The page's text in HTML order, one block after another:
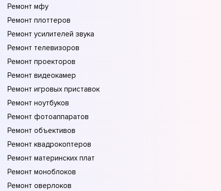
Ремонт мфу
Ремонт плоттеров
Ремонт усилителей звука
Ремонт телевизоров
Ремонт проекторов
Ремонт видеокамер
Ремонт игровых приставок
Ремонт ноутбуков
Ремонт фотоаппаратов
Ремонт объективов
Ремонт квадрокоптеров
Ремонт материнских плат
Ремонт моноблоков
Ремонт оверлоков